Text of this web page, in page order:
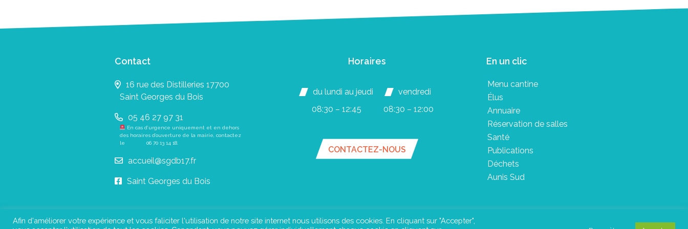
Contact
16 rue des Distilleries 17700
Saint Georges du Bois
05 46 27 97 31
En cas d’urgence uniquement et en dehors
des horaires d’ouverture de la mairie, contactez
le 06 70 13 14 18.
accueil@sgdb17.fr
Saint Georges du Bois
Horaires
du lundi au jeudi
08:30 – 12:45
vendredi
08:30 – 12:00
CONTACTEZ-NOUS
En un clic
Menu cantine
Élus
Annuaire
Réservation de salles
Santé
Publications
Déchets
Aunis Sud
Afin d'améliorer votre expérience et vous faliciter l'utilisation de notre site internet nous utilisons des cookies. En cliquant sur "Accepter",